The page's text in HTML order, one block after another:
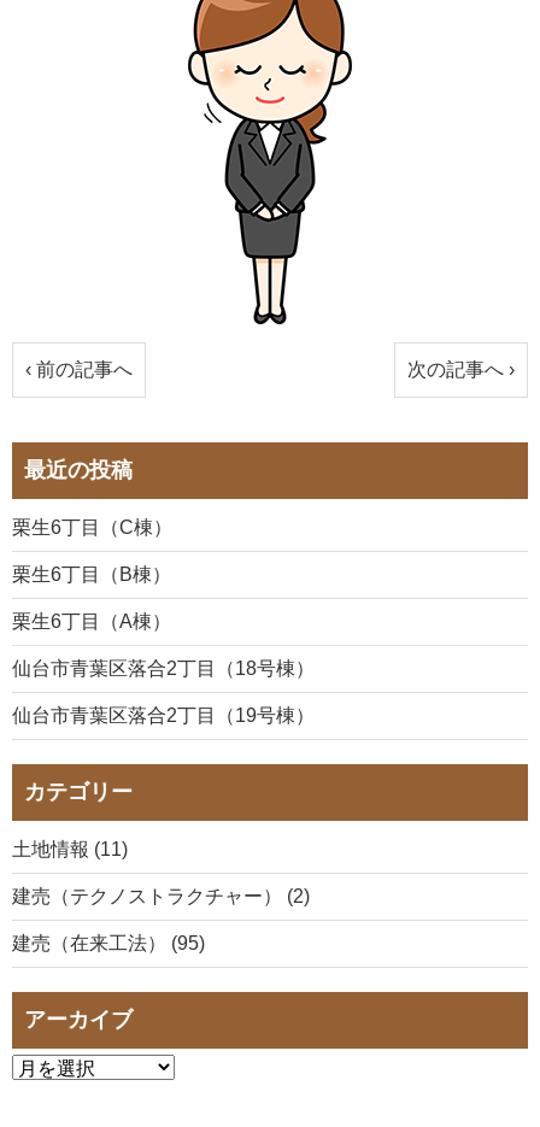
‹ 前の記事へ 次の記事へ ›
最近の投稿
栗生6丁目（C棟）
栗生6丁目（B棟）
栗生6丁目（A棟）
仙台市青葉区落合2丁目（18号棟）
仙台市青葉区落合2丁目（19号棟）
カテゴリー
土地情報 (11)
建売（テクノストラクチャー） (2)
建売（在来工法） (95)
アーカイブ